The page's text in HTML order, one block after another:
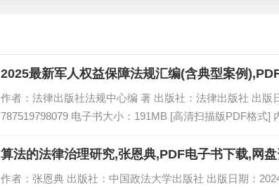
2025最新军人权益保障法规汇编(含典型案例
作者：法律出版社法规中心编 著 出版社：法律出版社 出版
787519798079 电子书大小：191MB [高清扫描版PDF格式]
算法的法律治理研究,张恩典,PDF电子书下载,网
作者：张恩典 出版社：中国政法大学出版社 出版日期：